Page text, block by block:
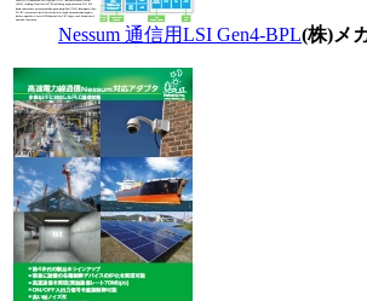
Nessum 通信用LSI Gen4-BPL(株)メ